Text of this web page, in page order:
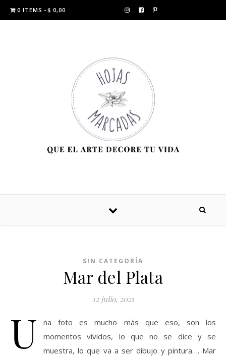
0 ITEMS $ 0,00
SIN CATEGORÍA
Mar del Plata
12 julio, 2021
U
na foto es mucho más que eso, son los
momentos vividos, lo que no se dice y se
muestra, lo que va a ser dibujo y pintura…. Mar